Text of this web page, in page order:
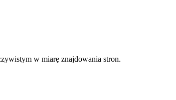
w miarę znajdowania stron.